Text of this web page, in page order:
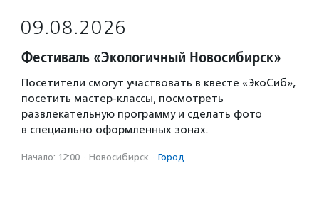
09.08.2026
Фестиваль «Экологичный Новосибирск»
Посетители смогут участвовать в квесте «ЭкоСиб»,
посетить мастер-классы, посмотреть
развлекательную программу и сделать фото
в специально оформленных зонах.
Начало: 12:00 · Новосибирск · Город